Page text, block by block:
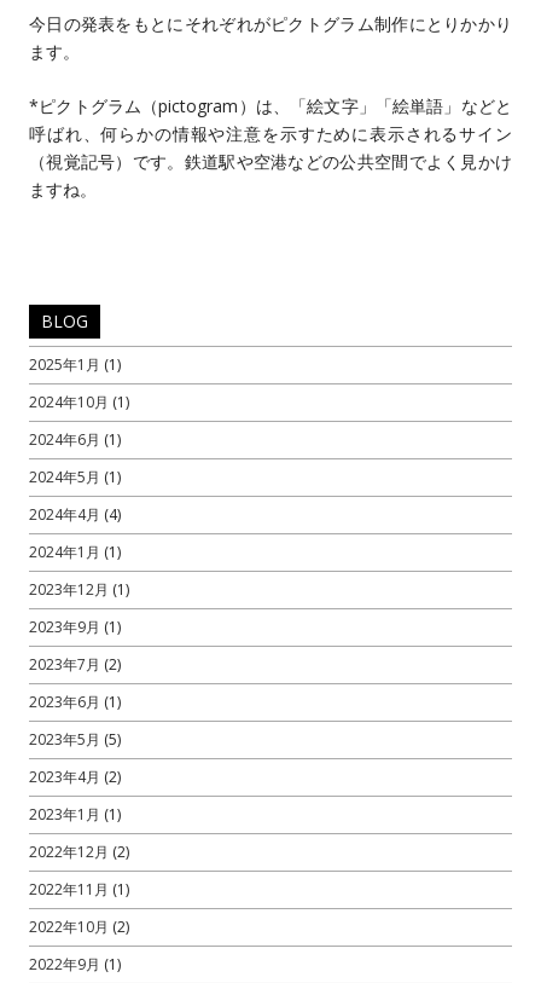
今日の発表をもとにそれぞれがピクトグラム制作にとりかかり
ます。
*ピクトグラム（pictogram）は、「絵文字」「絵単語」などと
呼ばれ、何らかの情報や注意を示すために表示されるサイン
（視覚記号）です。鉄道駅や空港などの公共空間でよく見かけ
ますね。
BLOG
2025年1月 (1)
2024年10月 (1)
2024年6月 (1)
2024年5月 (1)
2024年4月 (4)
2024年1月 (1)
2023年12月 (1)
2023年9月 (1)
2023年7月 (2)
2023年6月 (1)
2023年5月 (5)
2023年4月 (2)
2023年1月 (1)
2022年12月 (2)
2022年11月 (1)
2022年10月 (2)
2022年9月 (1)